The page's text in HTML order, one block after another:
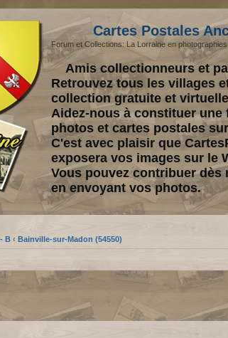
Cartes Postales
Forum et Collections: La Lorraine en
Amis collectionneurs et
Retrouvez tous les villages
collection gratuite et
Aidez-nous à constituer
photos et cartes postales
C'est avec plaisir que
exposera vos images sur le
Vous pouvez contribuer
en envoyant vos photos.
B ‹ Bainville-sur-Madon (54550)